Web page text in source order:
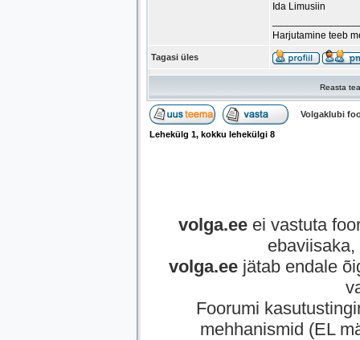
Ida Limusiin
Harjutamine teeb
Tagasi üles
Reasta
Volgaklubi
Lehekülg 1, kokku lehekülgi 8
volga.eeei vastuta
volga.ee jätab endale
Foorumi
mehhanismid (EL